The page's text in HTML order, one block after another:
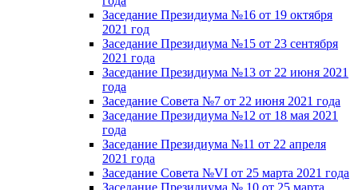
Заседание Президиума №16 от 19 октября
2021 год
Заседание Президиума №15 от 23 сентября
2021 года
Заседание Президиума №13 от 22 июня 2021
года
Заседание Совета №7 от 22 июня 2021 года
Заседание Президиума №12 от 18 мая 2021
года
Заседание Президиума №11 от 22 апреля
2021 года
Заседание Совета №VI от 25 марта 2021 года
Заседание Президиума № 10 от 25 марта